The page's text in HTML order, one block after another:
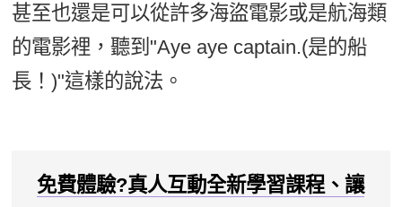
甚至也還是可以從許多海盜電影或是航海類
的電影裡，聽到"Aye aye captain.(是的船
長！)"這樣的說法。
免費體驗?真人互動全新學習課程、讓